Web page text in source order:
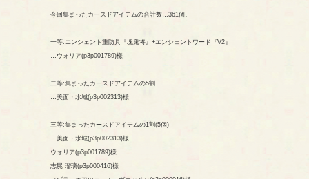
今回集まったカースドアイテムの合計数…361個。
一等:エンシェント重防具『塊鬼将』+エンシェントワード『V2』
…ウォリア(p3p001789)様
二等:集まったカースドアイテムの5割
…美面・水城(p3p002313)様
三等:集まったカースドアイテムの1割(5個)
…美面・水城(p3p002313)様
ウォリア(p3p001789)様
志屍 瑠璃(p3p000416)様